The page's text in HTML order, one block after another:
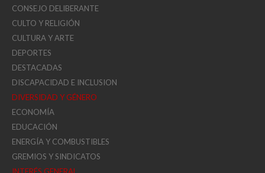
CONSEJO DELIBERANTE
CULTO Y RELIGIÓN
CULTURA Y ARTE
DEPORTES
DESTACADAS
DISCAPACIDAD E INCLUSION
DIVERSIDAD Y GÉNERO
ECONOMÍA
EDUCACIÓN
ENERGÍA Y COMBUSTIBLES
GREMIOS Y SINDICATOS
INTERÉS GENERAL